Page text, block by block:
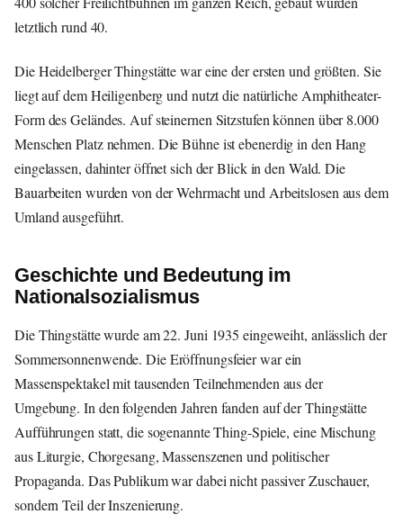
letztlich rund 40.
Die Heidelberger Thingstätte war eine der ersten und größten. Sie
liegt auf dem Heiligenberg und nutzt die natürliche Amphitheater-
Form des Geländes. Auf steinernen Sitzstufen können über 8.000
Menschen Platz nehmen. Die Bühne ist ebenerdig in den Hang
eingelassen, dahinter öffnet sich der Blick in den Wald. Die
Bauarbeiten wurden von der Wehrmacht und Arbeitslosen aus dem
Umland ausgeführt.
Geschichte und Bedeutung im
Nationalsozialismus
Die Thingstätte wurde am 22. Juni 1935 eingeweiht, anlässlich der
Sommersonnenwende. Die Eröffnungsfeier war ein
Massenspektakel mit tausenden Teilnehmenden aus der
Umgebung. In den folgenden Jahren fanden auf der Thingstätte
Aufführungen statt, die sogenannte Thing-Spiele, eine Mischung
aus Liturgie, Chorgesang, Massenszenen und politischer
Propaganda. Das Publikum war dabei nicht passiver Zuschauer,
sondern Teil der Inszenierung.